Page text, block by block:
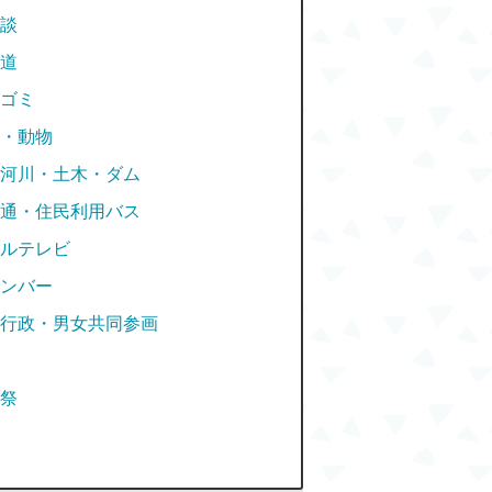
ミ
動物
川・土木・ダム
・住民利用バス
テレビ
バー
政・男女共同参画